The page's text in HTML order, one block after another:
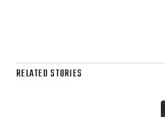
RELATED STORIES